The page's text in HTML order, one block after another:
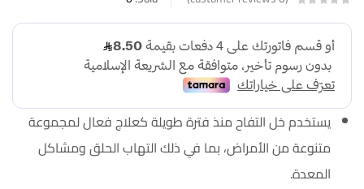
يستخدم خل التفاح منذ فترة طويلة كعلاج فعال لمجموعة
متنوعة من الأمراض، بما في ذلك التهاب الحلق ومشاكل
المعدة.